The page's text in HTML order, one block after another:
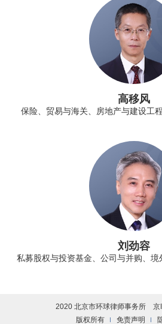
高移风
保险、贸易与海关、房地产与建设工
刘劲容
私募股权与投资基金、公司与并购、
2020 北京市环球律师事务所 京
版权所有
免责声明